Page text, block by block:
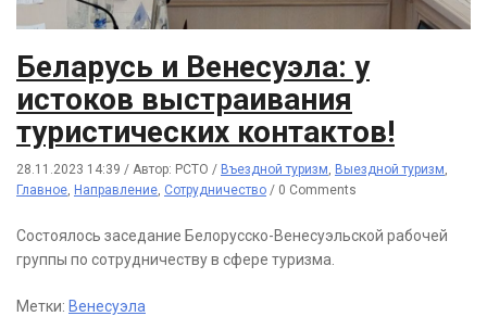
Беларусь и Венесуэла: у
истоков выстраивания
туристических контактов!
28.11.2023 14:39 / Автор: РСТО / Въездной туризм Выездной туризм
Главное Направление Сотрудничество / 0 Comments
Состоялось заседание Белорусско-Венесуэльской рабочей
группы по сотрудничеству в сфере туризма.
Метки: Венесуэла